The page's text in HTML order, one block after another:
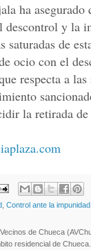
ha
descontrol y la
saturadas de
ocio con el
respecta a
la retirada
Control ante la impunidad
de Chueca
residencial de